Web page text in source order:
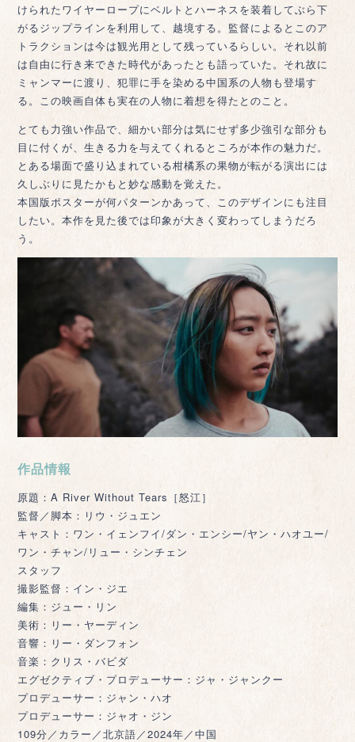
けられたワイヤーロープにベルトとハーネスを装着してぶら下
がるジップラインを利用して、越境する。監督によるとこのア
トラクションは今は観光用として残っているらしい。それ以前
は自由に行き来できた時代があったとも語っていた。それ故に
ミャンマーに渡り、犯罪に手を染める中国系の人物も登場す
る。この映画自体も実在の人物に着想を得たとのこと。
とても力強い作品で、細かい部分は気にせず多少強引な部分も
目に付くが、生きる力を与えてくれるところが本作の魅力だ。
とある場面で盛り込まれている柑橘系の果物が転がる演出には
久しぶりに見たかもと妙な感動を覚えた。
本国版ポスターが何パターンかあって、このデザインにも注目
したい。本作を見た後では印象が大きく変わってしまうだろ
う。
作品情報
原題：A River Without Tears［怒江］
監督／脚本：リウ・ジュエン
キャスト：ワン・イェンフイ/ダン・エンシー/ヤン・ハオユー/
ワン・チャン/リュー・シンチェン
スタッフ
撮影監督：イン・ジエ
編集：ジュー・リン
美術：リー・ヤーディン
音響：リー・ダンフォン
音楽：クリス・バビダ
エグゼクティブ・プロデューサー：ジャ・ジャンクー
プロデューサー：ジャン・ハオ
プロデューサー：ジャオ・ジン
109分／カラー／北京語／2024年／中国